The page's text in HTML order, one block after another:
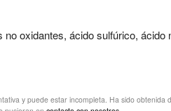
oxidantes, ácido sulfúrico,
y puede estar incompleta. Ha sido